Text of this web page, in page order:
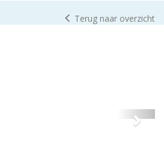
Terug naar overzicht
Next